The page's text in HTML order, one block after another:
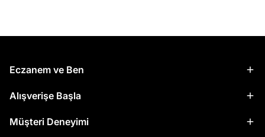
Eczanem ve Ben
Alışverişe Başla
Müşteri Deneyimi